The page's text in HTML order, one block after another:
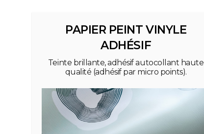
PAPIER PEINT VINYLE
ADHÉSIF
Teinte brillante, adhésif autocollant haute
qualité (adhésif par micro points).